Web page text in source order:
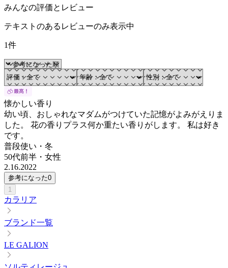
みんなの評価とレビュー
テキストのあるレビューのみ表示中
1件
懐かしい香り
幼い頃、おしゃれなマダムがつけていた記憶がよみがえりま
した。 花の香りプラス何か重たい香りがします。 私は好き
です。
普段使い・冬
50代前半 ・ 女性
2.16.2022
参考になった0
1
カラリア
ブランド一覧
LE GALION